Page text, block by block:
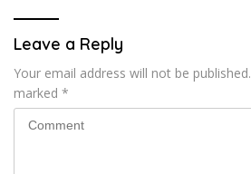
Leave a Reply
Your email address will not be published.
marked *